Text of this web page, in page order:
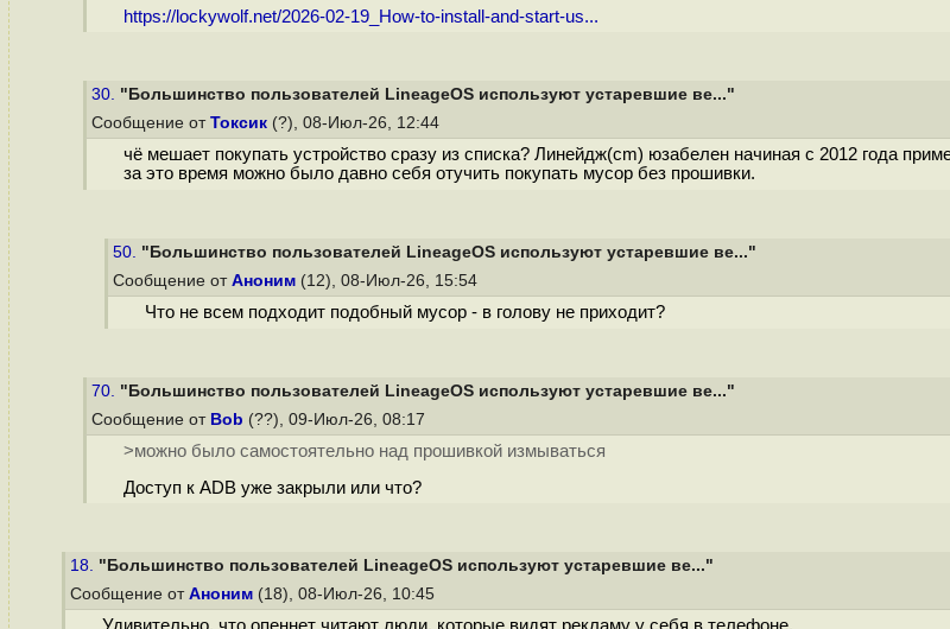
https://lockywolf.net/2026-02-19_How-to-install-and-start-us...
30. "Большинство пользователей LineageOS используют устаревшие ве..."
Сообщение от Токсик (?), 08-Июл-26, 12:44
чё мешает покупать устройство сразу из списка? Линейдж(cm) юзабелен начиная с 2012 года
за это время можно было давно себя отучить покупать мусор без прошивки.
50. "Большинство пользователей LineageOS используют устаревшие ве..."
Сообщение от Аноним (12), 08-Июл-26, 15:54
Что не всем подходит подобный мусор - в голову не приходит?
70. "Большинство пользователей LineageOS используют устаревшие ве..."
Сообщение от Bob (??), 09-Июл-26, 08:17
>можно было самостоятельно над прошивкой измываться
Доступ к ADB уже закрыли или что?
18. "Большинство пользователей LineageOS используют устаревшие ве..."
Сообщение от Аноним (18), 08-Июл-26, 10:45